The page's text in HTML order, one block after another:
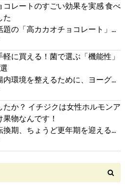
コレートのすごい効果を実感 食べ
た
の「高カカオチョコレート」...
軽に買える！菌で選ぶ「機能性」
環境を整えるために、ヨーグ...
たか？ イチジクは女性ホルモンア
物なんです！
期、ちょうど更年期を迎える...